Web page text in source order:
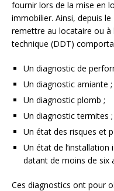
fournir lors de la mise en
immobilier. Ainsi, depuis
remettre au locataire ou à
technique (DDT)
Un diagnostic de
Un diagnostic amiante ;
Un diagnostic plomb ;
Un diagnostic termites ;
Un état des risques et
Un état de l’installation
datant de moins de six
Ces diagnostics ont pour